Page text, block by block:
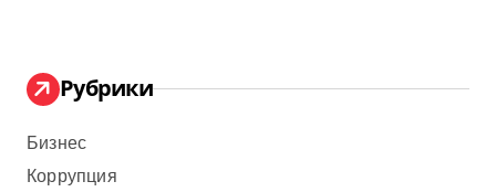
Рубрики
Бизнес
Коррупция